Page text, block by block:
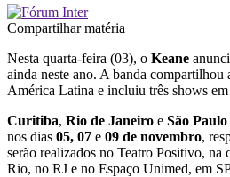
Compartilhar matéria
Nesta quarta-feira (03), o Keane
ainda neste ano. A banda compartilhou
América Latina e incluiu três shows
Curitiba, Rio de Janeiro e São Paulo
nos dias 05, 07 e 09 de novembro,
serão realizados no Teatro Positivo, na
Rio, no RJ e no Espaço Unimed, em